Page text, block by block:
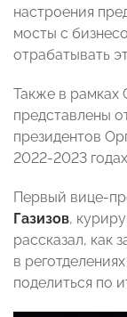
настроения
мосты с
отрабатывать
Также в
представлены
президентов
2022-2023
Первый вице-
Газизов,
рассказал, как
в
поделиться по